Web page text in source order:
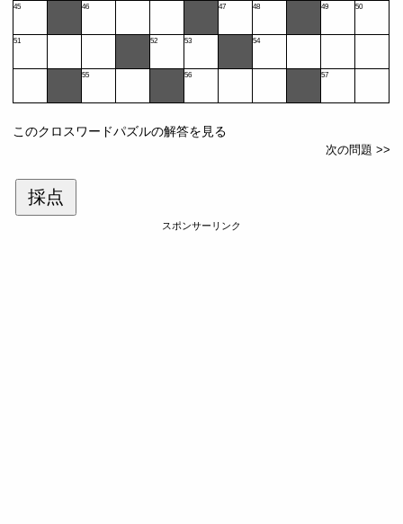
45 46 47 48 49 50
51 52 53 54
55 56 57
このクロスワードパズルの解答を見る
次の問題 >>
採点
スポンサーリンク